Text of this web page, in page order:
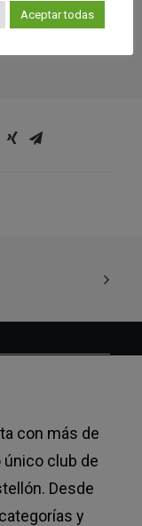
con más de
club de
Desde
y
Aceptar todas